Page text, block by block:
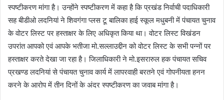
स्पष्टीकरण मांगा है। उन्होंने स्पष्टीकरण में कहा है कि प्रखंड निर्वाची पदाधिकारी
सह बीडीओ लदनियां ने शिवगंगा प्लस टू बालिका हाई स्कूल मधुबनी में पंचायत चुनाव
के वोटर लिस्ट पर हस्ताक्षर के लिए अधिकृत किया था। वोटर लिस्ट विखंडन
उपरांत आपको एवं आपके भतीजा मो.सल्लाउद्दीन को वोटर लिस्ट के सभी पन्नों पर
हस्ताक्षर करते देखा जा रहा है। जिलाधिकारी ने मो.इसरारुल हक पंचायत सचिव
प्रखण्ड लदनियां से पंचायत चुनाव कार्य में लापरवाही बरतने एवं गोपनीयता हनन
करने के आरोप में तीन दिनों के अंदर स्पष्टीकरण का जवाब मांगा है।